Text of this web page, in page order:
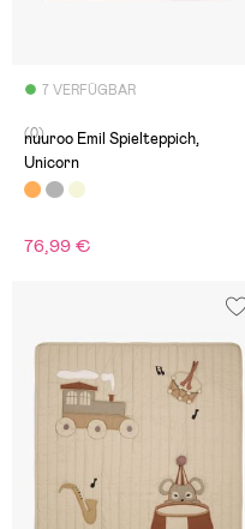
7 VERFÜGBAR
(0)
nuuroo Emil Spielteppich,
Unicorn
76,99 €